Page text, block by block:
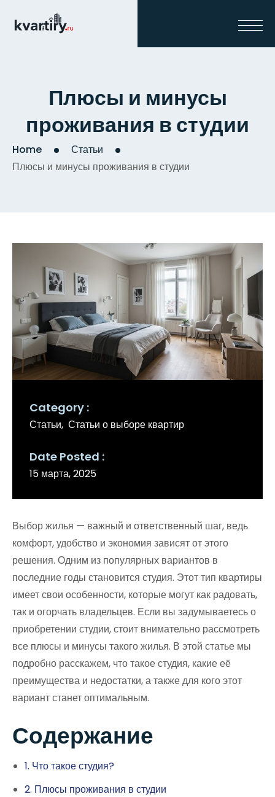
Плюсы и минусы
проживания в студии
Home
Статьи
Плюсы и минусы проживания в студии
Category
Статьи Статьи о выборе квартир
Date Posted
15 марта, 2025
Выбор жилья — важный и ответственный шаг, ведь
комфорт, удобство и экономия зависят от этого
решения. Одним из популярных вариантов в
последние годы становится студия. Этот тип квартиры
имеет свои особенности, которые могут как радовать,
так и огорчать владельцев. Если вы задумываетесь о
приобретении студии, стоит внимательно рассмотреть
все плюсы и минусы такого жилья. В этой статье мы
подробно расскажем, что такое студия, какие её
преимущества и недостатки, а также для кого этот
вариант станет оптимальным.
Содержание
1. Что такое студия?
2. Плюсы проживания в студии